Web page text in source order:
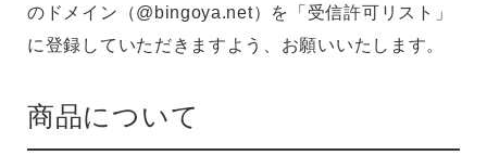
のドメイン（@bingoya.net）を「受信許可リスト」
に登録していただきますよう、お願いいたします。
商品について